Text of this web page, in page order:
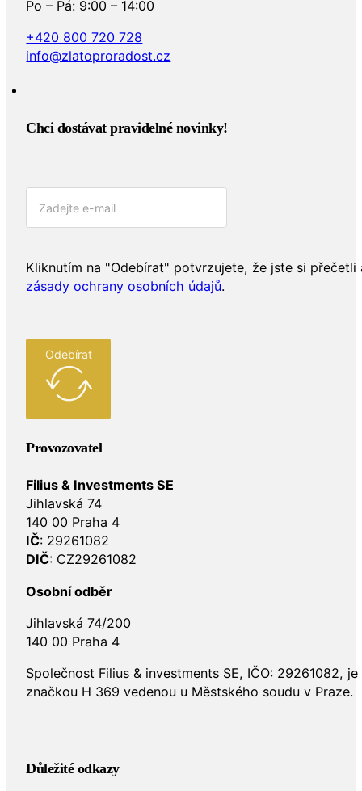
Po – Pá: 9:00 – 14:00
+420 800 720 728
info@zlatoproradost.cz
Chci dostávat pravidelné novinky!​
Kliknutím na "Odebírat" potvrzujete, že jste si přečetli
zásady ochrany osobních údajů.
Odebírat
Provozovatel
Filius & Investments SE
Jihlavská 74
140 00 Praha 4
IČ: 29261082
DIČ: CZ29261082
Osobní odběr
Jihlavská 74/200
140 00 Praha 4
Společnost Filius & investments SE, IČO: 29261082,
značkou H 369 vedenou u Městského soudu v Praze.
Důležité odkazy